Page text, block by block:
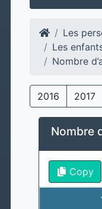
Les
Les
Nombre
2016 2017
Nombre
Copy